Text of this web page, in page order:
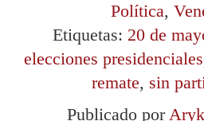
Política,
Etiquetas: 20 de
elecciones presidenciales
remate, sin
Publicado por